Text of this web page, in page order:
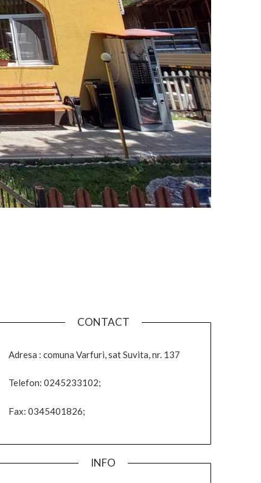
CONTACT
Adresa : comuna Varfuri, sat Suvita, nr. 137
Telefon: 0245233102;
Fax: 0345401826;
INFO